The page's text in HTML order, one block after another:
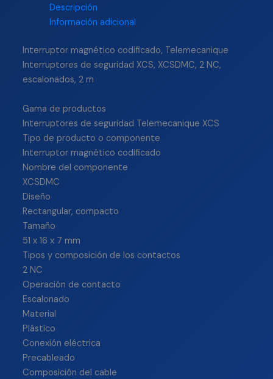
Descripción
Información adicional
Interruptor magnético codificado, Telemecanique
Interruptores de seguridad XCS, XCSDMC, 2 NC,
escalonados, 2 m
Gama de productos
Interruptores de seguridad Telemecanique XCS
Tipo de producto o componente
Interruptor magnético codificado
Nombre del componente
XCSDMC
Diseño
Rectangular, compacto
Tamaño
51 x 16 x 7 mm
Tipos y composición de los contactos
2 NC
Operación de contacto
Escalonado
Material
Plástico
Conexión eléctrica
Precableado
Composición del cable